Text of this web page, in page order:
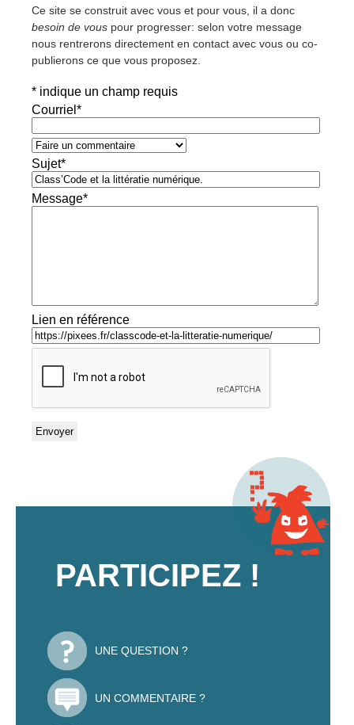
Ce site se construit avec vous et pour vous, il a donc
besoin de vous pour progresser: selon votre message
nous rentrerons directement en contact avec vous ou co-
publierons ce que vous proposez.
* indique un champ requis
Courriel *
Sujet*
Message*
Lien en référence
PARTICIPEZ !
UNE QUESTION ?
UN COMMENTAIRE ?